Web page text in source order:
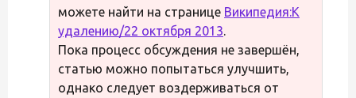
можете найти на странице Википедия:К
удалению/22 октября 2013.
Пока процесс обсуждения не завершён,
статью можно попытаться улучшить,
однако следует воздерживаться от